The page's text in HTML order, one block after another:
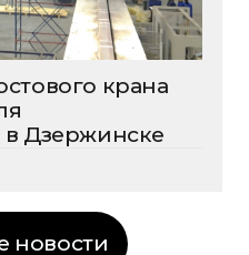
крана
в Дзержинске
новости